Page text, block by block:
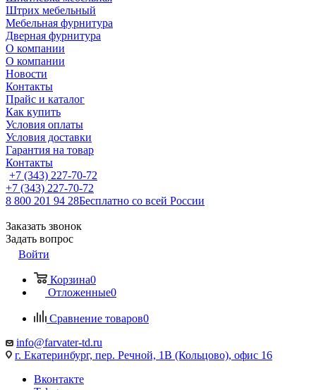
Штрих мебельный
Мебельная фурнитура
Дверная фурнитура
О компании
О компании
Новости
Контакты
Прайс и каталог
Как купить
Условия оплаты
Условия доставки
Гарантия на товар
Контакты
+7 (343) 227-70-72
+7 (343) 227-70-72
8 800 201 94 28Бесплатно со всей России
Заказать звонок
Задать вопрос
Войти
Корзина0
Отложенные0
Сравнение товаров0
info@farvater-td.ru
г. Екатеринбург, пер. Речной, 1В (Кольцово), офис 16
Вконтакте